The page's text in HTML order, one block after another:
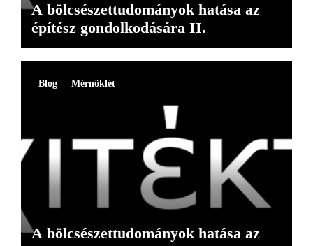
A bölcsészettudományok hatása az
építész gondolkodására II.
Blog Mérnöklét
A bölcsészettudományok hatása az